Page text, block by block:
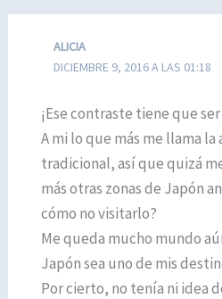
ALICIA
DICIEMBRE 9, 2016 A LAS 01:18
¡Ese contraste tiene que
A mi lo que más me llama
tradicional, así que quizá
más otras zonas de Japón
cómo no visitarlo?
Me queda mucho mundo
Japón sea uno de mis
Por cierto, no tenía ni idea